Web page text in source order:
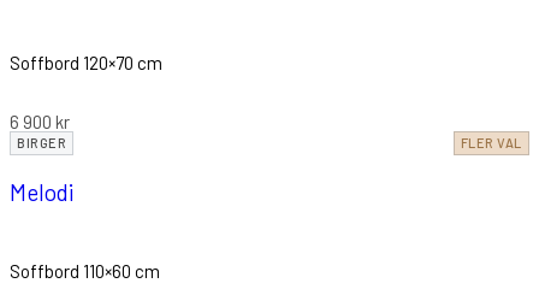
Soffbord 120×70 cm
6 900 kr
BIRGER FLER VAL
Melodi
Soffbord 110×60 cm